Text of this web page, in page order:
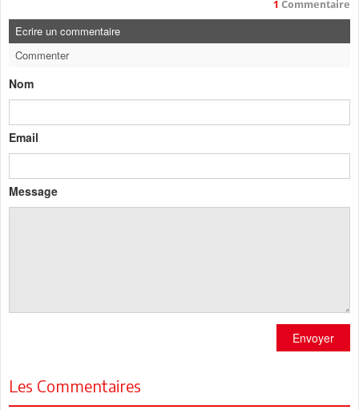
1 Commentaire
Ecrire un commentaire
Commenter
Nom
Email
Message
Envoyer
Les Commentaires